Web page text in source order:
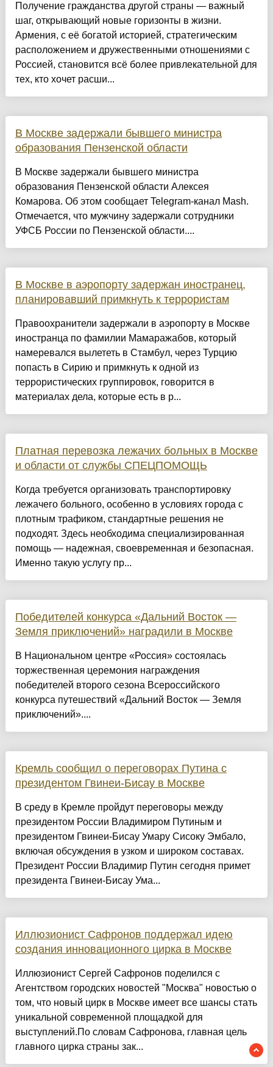
Получение гражданства другой страны — важный
шаг, открывающий новые горизонты в жизни.
Армения, с её богатой историей, стратегическим
расположением и дружественными отношениями с
Россией, становится всё более привлекательной для
тех, кто хочет расши...
В Москве задержали бывшего министра
образования Пензенской области
В Москве задержали бывшего министра
образования Пензенской области Алексея
Комарова. Об этом сообщает Telegram-канал Mash.
Отмечается, что мужчину задержали сотрудники
УФСБ России по Пензенской области....
В Москве в аэропорту задержан иностранец,
планировавший примкнуть к террористам
Правоохранители задержали в аэропорту в Москве
иностранца по фамилии Мамаражабов, который
намеревался вылететь в Стамбул, через Турцию
попасть в Сирию и примкнуть к одной из
террористических группировок, говорится в
материалах дела, которые есть в р...
Платная перевозка лежачих больных в Москве
и области от службы СПЕЦПОМОЩЬ
Когда требуется организовать транспортировку
лежачего больного, особенно в условиях города с
плотным трафиком, стандартные решения не
подходят. Здесь необходима специализированная
помощь — надежная, своевременная и безопасная.
Именно такую услугу пр...
Победителей конкурса «Дальний Восток —
Земля приключений» наградили в Москве
В Национальном центре «Россия» состоялась
торжественная церемония награждения
победителей второго сезона Всероссийского
конкурса путешествий «Дальний Восток — Земля
приключений»....
Кремль сообщил о переговорах Путина с
президентом Гвинеи-Бисау в Москве
В среду в Кремле пройдут переговоры между
президентом России Владимиром Путиным и
президентом Гвинеи-Бисау Умару Сисоку Эмбало,
включая обсуждения в узком и широком составах.
Президент России Владимир Путин сегодня примет
президента Гвинеи-Бисау Ума...
Иллюзионист Сафронов поддержал идею
создания инновационного цирка в Москве
Иллюзионист Сергей Сафронов поделился с
Агентством городских новостей "Москва" новостью о
том, что новый цирк в Москве имеет все шансы стать
уникальной современной площадкой для
выступлений.По словам Сафронова, главная цель
главного цирка страны зак...